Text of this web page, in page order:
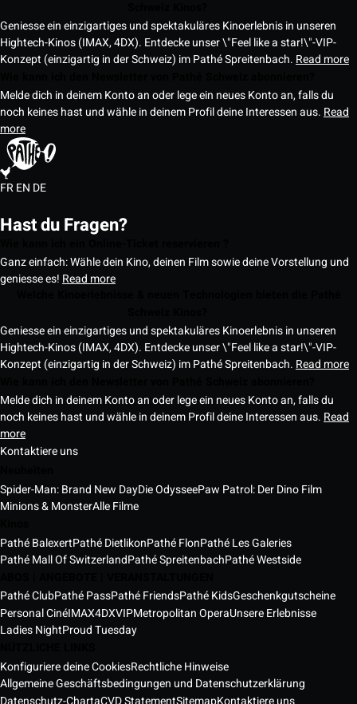
Geniesse ein einzigartiges und spektakuläres Kinoerlebnis in unseren
Hightech-Kinos (IMAX, 4DX). Entdecke unser \"Feel like a star!\"-VIP-
Konzept (einzigartig in der Schweiz) im Pathé Spreitenbach. Read more
Melde dich in deinem Konto an oder lege ein neues Konto an, falls du
noch keines hast und wähle in deinem Profil deine Interessen aus. Read
more
FREN DE
Hast du Fragen?
Ganz einfach: Wähle dein Kino, deinen Film sowie deine Vorstellung und
geniesse es! Read more
Geniesse ein einzigartiges und spektakuläres Kinoerlebnis in unseren
Hightech-Kinos (IMAX, 4DX). Entdecke unser \"Feel like a star!\"-VIP-
Konzept (einzigartig in der Schweiz) im Pathé Spreitenbach. Read more
Melde dich in deinem Konto an oder lege ein neues Konto an, falls du
noch keines hast und wähle in deinem Profil deine Interessen aus. Read
more
Kontaktiere uns
Spider-Man: Brand New DayDie OdysseePaw Patrol: Der Dino Film
Minions & MonsterAlle Filme
Pathé BalexertPathé DietlikonPathé FlonPathé Les Galeries
Pathé Mall Of SwitzerlandPathé SpreitenbachPathé Westside
Pathé ClubPathé PassPathé FriendsPathé KidsGeschenkgutscheine
Personal CinéIMAX4DXVIPMetropolitan OperaUnsere Erlebnisse
Ladies NightProud Tuesday
Konfiguriere deine CookiesRechtliche Hinweise
Allgemeine Geschäftsbedingungen und Datenschutzerklärung